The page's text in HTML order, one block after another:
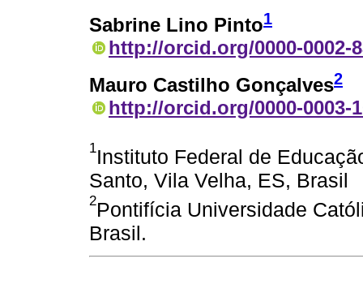
Sabrine Lino Pinto1
http://orcid.org/0000-0002-
Mauro Castilho Gonçalves2
http://orcid.org/0000-0003-
1Instituto Federal de
Santo, Vila Velha, ES, Brasil
2Pontifícia Universidade
Brasil.